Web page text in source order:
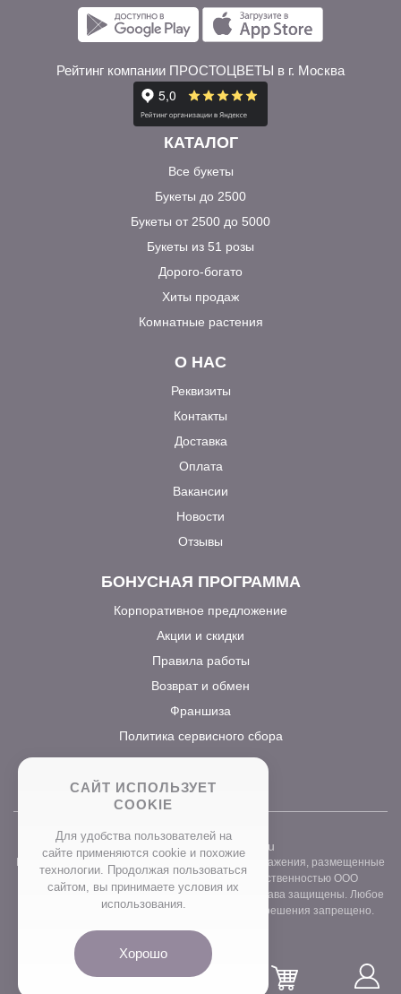
Рейтинг компании ПРОСТОЦВЕТЫ в г. Москва
КАТАЛОГ
Все букеты
Букеты до 2500
Букеты от 2500 до 5000
Букеты из 51 розы
Дорого-богато
Хиты продаж
Комнатные растения
О НАС
Реквизиты
Контакты
Доставка
Оплата
Вакансии
Новости
Отзывы
БОНУСНАЯ ПРОГРАММА
Корпоративное предложение
Акции и скидки
Правила работы
Возврат и обмен
Франшиза
Политика сервисного сбора
www.prostocvet.ru
Вся текстовая информация и графические изображения, размещенные
на сайте интернет-магазина, являются собственностью ООО
«ПРОСТОБУКЕТ» ОГРН 1157746211248. Все права защищены. Любое
использование контента без письменного разрешения запрещено.
САЙТ ИСПОЛЬЗУЕТ
COOKIE
Для удобства пользователей на
сайте применяются сookie и похожие
технологии. Продолжая пользоваться
сайтом, вы принимаете условия их
использования.
Хорошо